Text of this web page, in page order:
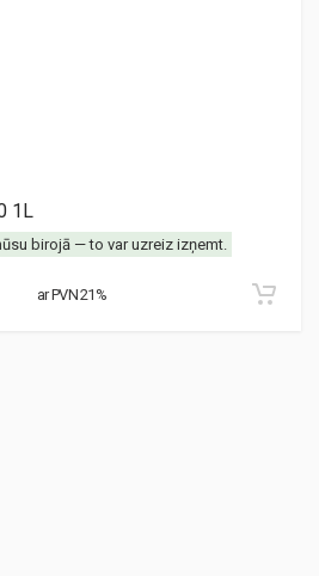
1L
birojā — to var uzreiz izņemt.
ar PVN 21%